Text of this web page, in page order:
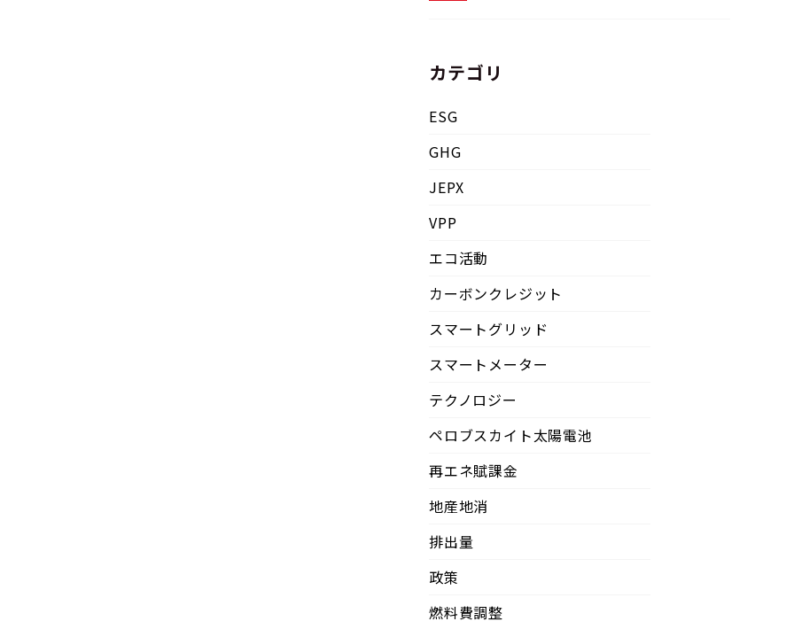
カテゴリ
ESG
GHG
JEPX
VPP
エコ活動
カーボンクレジット
スマートグリッド
スマートメーター
テクノロジー
ペロブスカイト太陽電池
再エネ賦課金
地産地消
排出量
政策
燃料費調整